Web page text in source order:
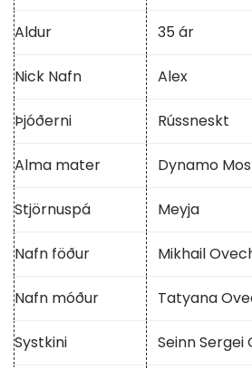
Aldur 35 ár
Nick Nafn Alex
Þjóðerni Rússneskt
Alma mater Dynamo
Stjörnuspá Meyja
Nafn föður Mikhail
Nafn móður Tatyana
Systkini Seinn Sergei